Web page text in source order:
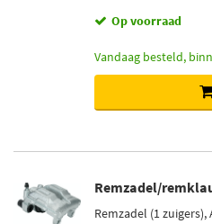
Op voorraad
Vandaag besteld,
Remzadel/
Remzadel (1 zuigers),